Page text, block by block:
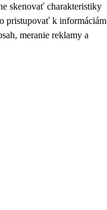
skenovať charakteristiky
pristupovať k informáciám
meranie reklamy a